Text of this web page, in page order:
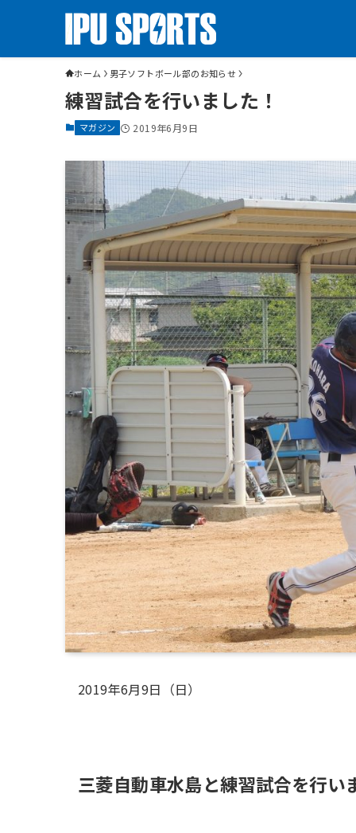
ホーム 男子ソフトボール部のお知らせ
練習試合を行いました！
マガジン 2019年6月9日
2019年6月9日（日）
三菱自動車水島と練習試合を行い